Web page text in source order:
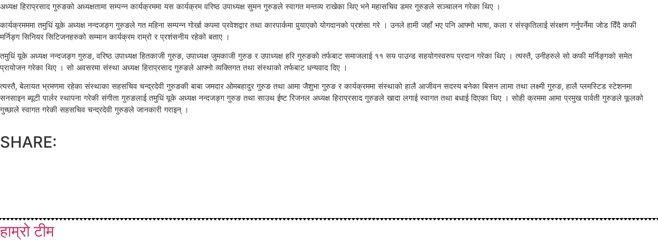
अध्यक्ष हिराप्रसाद गुरुङको अध्यक्षतामा सम्पन्न कार्यक्रममा यस कार्यक्रम वरिष्ठ उपाध्यक्ष सुमन गुरुङले स्वागत मन्तव्य राखेका थिए भने महासचिव डमर गुरुङले सञ्चालन गरेका थिए ।
कार्यक्रमममा तमुधिं यूके अध्यक्ष नन्दजङ्ग गुरुङले गत महिना सम्पन्न गोर्खा कपमा प्रवेशद्वार तथा कारपार्कमा पुर्‍याएको योगदानको प्रशंसा गरे । उनले हामी जहाँ भए पनि आफ्नो भाषा, कला र संस्कृतिलाई संरक्षण गर्नुपर्नेमा जोड दिँदै कफी
मर्निङ्ग सिनियर सिटिजनहरुको सम्मान कार्यक्रम राम्रो र प्रशंसनीय रहेको बताए ।
तमुधिं यूके अध्यक्ष नन्दजङ्ग गुरुङ, वरिष्ठ उपाध्यक्ष हितकाजी गुरुङ, उपाध्यक्ष जुमकाजी गुरुङ र उपाध्यक्ष हरि गुरुङको तर्फबाट समाजलाई ११ सय पाउन्ड सहयोगस्वरुप प्रदान गरेका थिए । त्यस्तै, उनीहरुले सो कफी मर्निङ्गको समेत
प्रायोजन गरेका थिए । सो अवसरमा संस्था अध्यक्ष हिराप्रसाद गुरुङले आफ्नो व्यक्तिगत तथा संस्थाको तर्फबाट धन्यवाद दिए ।
त्यस्तै, बेलायत भ्रमणमा रहेका संस्थाका सहसचिव चन्द्रदेवी गुरुङकी बाबा जमदार ओमबहादुर गुरुङ तथा आमा जैशुभा गुरुङ र कार्यक्रममा संस्थाको हालै आजीवन सदस्य बनेका बिसन लामा तथा लक्ष्मी गुरुङ, हालै प्लमस्टिड स्टेशनमा
सनसाइन ब्यूटी पार्लर स्थापना गरेकी संगीता गुरुङलाई तमुधिं यूके अध्यक्ष नन्दजङ्ग गुरुङ तथा साउथ ईष्ट रिजनल अध्यक्ष हिराप्रसाद गुरुङले खादा लगाई स्वागत तथा बधाई दिएका थिए । सोही क्रममा आमा प्रमुख पार्वती गुरुङले फूलको
गुच्छाले स्वागत गरेकी सहसचिव चन्द्रदेवी गुरुङले जानकारी गराइन् ।
SHARE:
हाम्रो टीम